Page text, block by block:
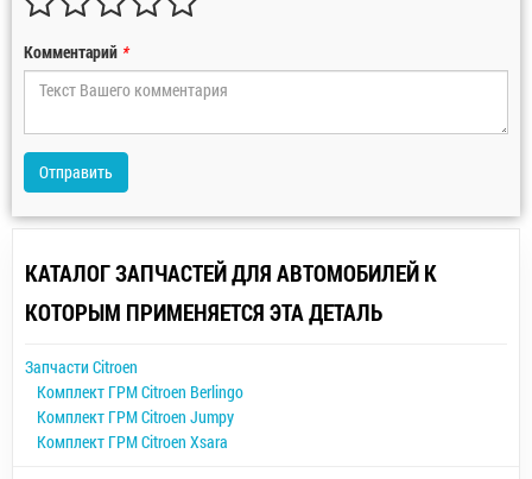
Комментарий *
Отправить
КАТАЛОГ ЗАПЧАСТЕЙ ДЛЯ АВТОМОБИЛЕЙ К
КОТОРЫМ ПРИМЕНЯЕТСЯ ЭТА ДЕТАЛЬ
Запчасти Citroen
Комплект ГРМ Citroen Berlingo
Комплект ГРМ Citroen Jumpy
Комплект ГРМ Citroen Xsara